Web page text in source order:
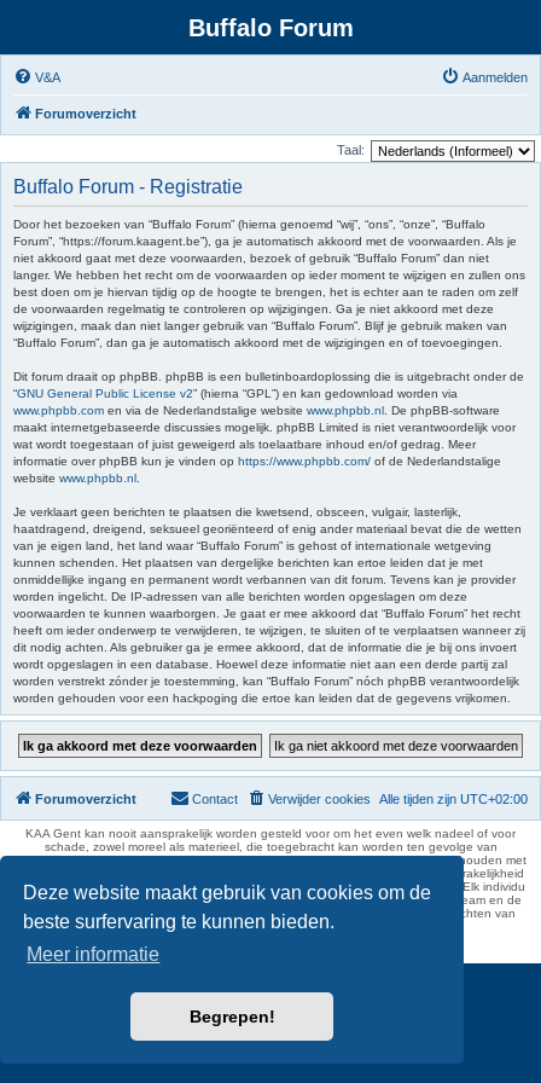
Deze website maakt gebruik van cookies om de
beste surfervaring te kunnen bieden.
Meer informatie
Begrepen!
Buffalo Forum
V&A Aanmelden
Forumoverzicht
Taal:
Buffalo Forum - Registratie
Door het bezoeken van “Buffalo Forum” (hierna genoemd “wij”, “ons”, “onze”, “Buffalo
Forum”, “https://forum.kaagent.be”), ga je automatisch akkoord met de voorwaarden. Als je
niet akkoord gaat met deze voorwaarden, bezoek of gebruik “Buffalo Forum” dan niet
langer. We hebben het recht om de voorwaarden op ieder moment te wijzigen en zullen ons
best doen om je hiervan tijdig op de hoogte te brengen, het is echter aan te raden om zelf
de voorwaarden regelmatig te controleren op wijzigingen. Ga je niet akkoord met deze
wijzigingen, maak dan niet langer gebruik van “Buffalo Forum”. Blijf je gebruik maken van
“Buffalo Forum”, dan ga je automatisch akkoord met de wijzigingen en of toevoegingen.
Dit forum draait op phpBB. phpBB is een bulletinboardoplossing die is uitgebracht onder de
“GNU General Public License v2” (hierna “GPL”) en kan gedownload worden via
www.phpbb.com en via de Nederlandstalige website www.phpbb.nl . De phpBB-software
maakt internetgebaseerde discussies mogelijk. phpBB Limited is niet verantwoordelijk voor
wat wordt toegestaan of juist geweigerd als toelaatbare inhoud en/of gedrag. Meer
informatie over phpBB kun je vinden op https://www.phpbb.com/ of de Nederlandstalige
website www.phpbb.nl
Je verklaart geen berichten te plaatsen die kwetsend, obsceen, vulgair, lasterlijk,
haatdragend, dreigend, seksueel georiënteerd of enig ander materiaal bevat die de wetten
van je eigen land, het land waar “Buffalo Forum” is gehost of internationale wetgeving
kunnen schenden. Het plaatsen van dergelijke berichten kan ertoe leiden dat je met
onmiddellijke ingang en permanent wordt verbannen van dit forum. Tevens kan je provider
worden ingelicht. De IP-adressen van alle berichten worden opgeslagen om deze
voorwaarden te kunnen waarborgen. Je gaat er mee akkoord dat “Buffalo Forum” het recht
heeft om ieder onderwerp te verwijderen, te wijzigen, te sluiten of te verplaatsen wanneer zij
dit nodig achten. Als gebruiker ga je ermee akkoord, dat de informatie die je bij ons invoert
wordt opgeslagen in een database. Hoewel deze informatie niet aan een derde partij zal
worden verstrekt zónder je toestemming, kan “Buffalo Forum” nóch phpBB verantwoordelijk
worden gehouden voor een hackpoging die ertoe kan leiden dat de gegevens vrijkomen.
Forumoverzicht Alle tijden zijn UTC+02:00
Verwijder cookies
Contact
KAA Gent kan nooit aansprakelijk worden gesteld voor om het even welk nadeel of voor
schade, zowel moreel als materieel, die toegebracht kan worden ten gevolge van
feitelijkheden en daden van derden die rechtstreeks of onrechtstreeks verband houden met
de gegevens vermeld op de website van KAA Gent. Deze ontheffing van aansprakelijkheid
geldt inzonderheid voor het forum, waarvan KAA Gent zich volledig distantieert. Elk individu
is dus verantwoordelijk voor zijn uitlatingen op het Buffalo Forum. Ook het webteam en de
moderators kunnen niet aansprakelijk gesteld worden voor de inhoud van berichten van
gebruikers.